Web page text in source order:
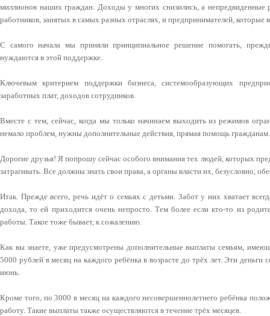
миллионов наших граждан. Доходы у многих снизились, а непредвиденные
работников, занятых в самых разных отраслях, и предпринимателей, которые
С самого начала мы приняли принципиальное решение помогать,
нуждаются в этой поддержке.
Ключевым критерием поддержки бизнеса, системообразующих
заработных плат, доходов сотрудников.
Вместе с тем, сейчас, когда мы только начинаем выходить из режимов
немало проблем, нужны дополнительные действия, прямая помощь гражданам.
Дорогие друзья! Я попрошу сейчас особого внимания тех людей, которых
затрагивать. Все должны знать свои права, а органы власти их, безусловно,
Итак. Прежде всего, речь идёт о семьях с детьми. Забот у них хватает
дохода, то ей приходится очень непросто. Тем более если кто-то из
работы. Такое тоже бывает, к сожалению.
Как вы знаете, уже предусмотрены дополнительные выплаты семьям,
5000 рублей в месяц на каждого ребёнка в возрасте до трёх лет. Эти деньги
июнь.
Кроме того, по 3000 в месяц на каждого несовершеннолетнего ребёнка
работу. Такие выплаты также осуществляются в течение трёх месяцев.